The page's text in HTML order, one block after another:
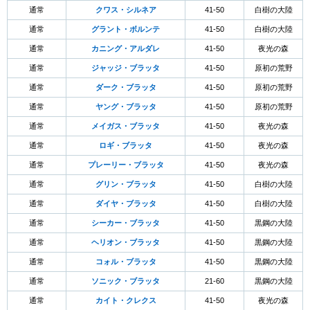
通常 クワス・シルネア 41-50 白樹の大陸
通常 グラント・ボルンテ 41-50 白樹の大陸
通常 カニング・アルダレ 41-50 夜光の森
通常 ジャッジ・ブラッタ 41-50 原初の荒野
通常 ダーク・ブラッタ 41-50 原初の荒野
通常 ヤング・ブラッタ 41-50 原初の荒野
通常 メイガス・ブラッタ 41-50 夜光の森
通常 ロギ・ブラッタ 41-50 夜光の森
通常 プレーリー・ブラッタ 41-50 夜光の森
通常 グリン・ブラッタ 41-50 白樹の大陸
通常 ダイヤ・ブラッタ 41-50 白樹の大陸
通常 シーカー・ブラッタ 41-50 黒鋼の大陸
通常 ヘリオン・ブラッタ 41-50 黒鋼の大陸
通常 コォル・ブラッタ 41-50 黒鋼の大陸
通常 ソニック・ブラッタ 21-60 黒鋼の大陸
通常 カイト・クレクス 41-50 夜光の森